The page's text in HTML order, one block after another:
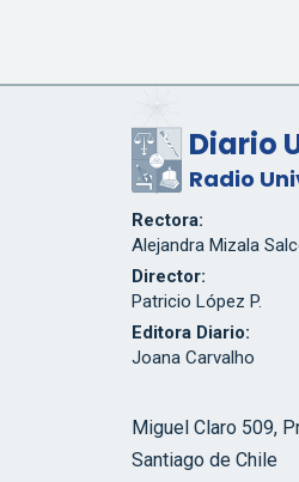
Diario
Radio
Rectora:
Alejandra Mizala
Director:
Patricio López P.
Editora Diario:
Joana Carvalho
Miguel Claro 509,
Santiago de Chile